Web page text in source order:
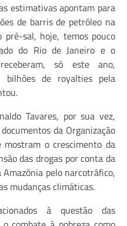
estimativas apontam para
de barris de petróleo na
pré-sal, hoje, temos pouco
do Rio de Janeiro e o
só este ano,
bilhões de royalties pela
Tavares, por sua vez,
da Organização
mostram o crescimento da
das drogas por conta da
Amazônia pelo narcotráfico,
mudanças climáticas.
à questão das